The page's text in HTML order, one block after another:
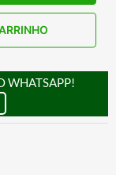
WHATSAPP!